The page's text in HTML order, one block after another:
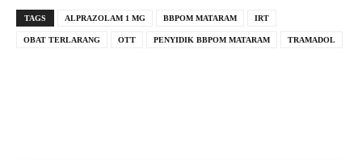
TAGS ALPRAZOLAM 1 MG BBPOM MATARAM IRT
OBAT TERLARANG OTT PENYIDIK BBPOM MATARAM TRAMADOL